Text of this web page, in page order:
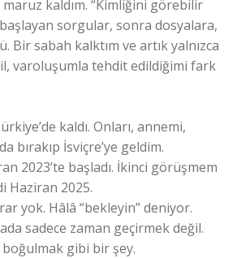
kaldım. “Kimliğini görebilir
sorgular, sonra dosyalara,
Bir sabah kalktım ve artık yalnızca
varoluşumla tehdit edildiğimi fark
kaldı. Onları, annemi,
bırakıp İsviçre’ye geldim.
2023’te başladı. İkinci görüşmem
Haziran 2025.
yok. Hâlâ “bekleyin” deniyor.
sadece zaman geçirmek değil.
gibi bir şey.